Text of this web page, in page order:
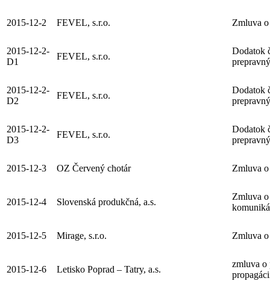
2015-12-2 FEVEL, s.r.o. Zmluva
2015-12-2-
D1
FEVEL, s.r.o.
Dodatok
2015-12-2-
D2
FEVEL, s.r.o.
Dodatok
2015-12-2-
D3
FEVEL, s.r.o.
Dodatok
2015-12-3 OZ Červený chotár Zmluva
2015-12-4 Slovenská produkčná, a.s.
Zmluva
2015-12-5 Mirage, s.r.o. Zmluva
2015-12-6 Letisko Poprad – Tatry, a.s.
zmluva o